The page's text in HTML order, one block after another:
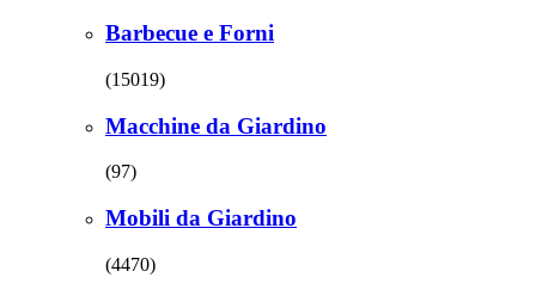
Barbecue e Forni
(15019)
Macchine da Giardino
(97)
Mobili da Giardino
(4470)